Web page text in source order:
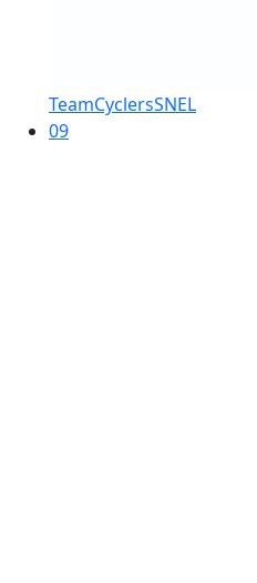
TeamCyclersSNEL
09